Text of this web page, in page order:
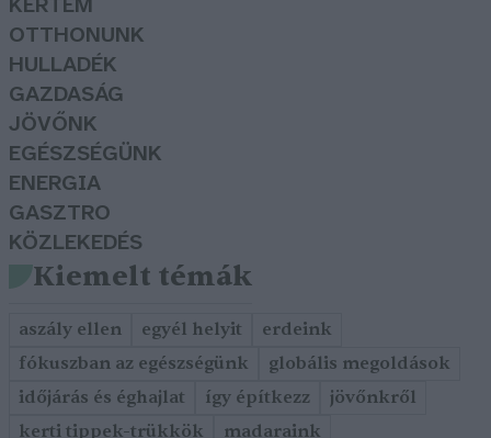
KERTEM
OTTHONUNK
HULLADÉK
GAZDASÁG
JÖVŐNK
EGÉSZSÉGÜNK
ENERGIA
GASZTRO
KÖZLEKEDÉS
Kiemelt témák
aszály ellen egyél helyit
erdeink
fókuszban az egészségünk
globális megoldások
időjárás és éghajlat
így építkezz
jövőnkről
kerti tippek-trükkök
madaraink